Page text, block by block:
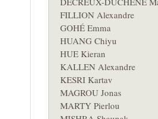
FILLION Alexandre
GOHÉ Emma
HUANG Chiyu
HUE Kieran
KALLEN Alexandre
KESRI Kartav
MAGROU Jonas
MARTY Pierlou